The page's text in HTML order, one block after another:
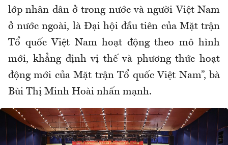
lớp nhân dân ở trong nước và người Việt Nam
ở nước ngoài, là Đại hội đầu tiên của Mặt trận
Tổ quốc Việt Nam hoạt động theo mô hình
mới, khẳng định vị thế và phương thức hoạt
động mới của Mặt trận Tổ quốc Việt Nam”, bà
Bùi Thị Minh Hoài nhấn mạnh.